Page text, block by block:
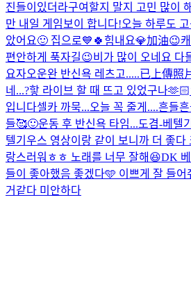
진들이있더라구여할지 말지 고민 많이
만 내일 게임보이 합니다!오늘 하루도
았어요🙂 집으로💙 🍀힘내요💎加油😉
편안하게 푹자길😉비가 많이 오네요 다
요자오운완 반신욕 레츠고.....已上傳照
네...?핳 라이브 할 때 뜨고 있었구나
입니다셀카 까묵...오늘 꼭 줄게....흔들
들🥰🙂운동 후 반신욕 타임...도겸-베텔
텔기우스 영상이랑 같이 보니까 더 좋다
랑스러워ㅎㅎ 노래를 너무 잘해😆DK
들이 좋아했음 좋겠다🩵 이쁘게 잘 들어
거같다 미안하다